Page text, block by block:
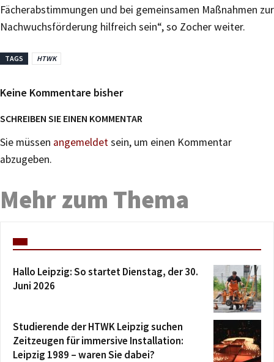
Fächerabstimmungen und bei gemeinsamen Maßnahmen zur
Nachwuchsförderung hilfreich sein“, so Zocher weiter.
TAGS HTWK
Keine Kommentare bisher
SCHREIBEN SIE EINEN KOMMENTAR
Sie müssen angemeldetsein, um einen Kommentar
abzugeben.
Mehr zum Thema
Hallo Leipzig: So startet Dienstag, der 30.
Juni 2026
Studierende der HTWK Leipzig suchen
Zeitzeugen für immersive Installation:
Leipzig 1989 – waren Sie dabei?